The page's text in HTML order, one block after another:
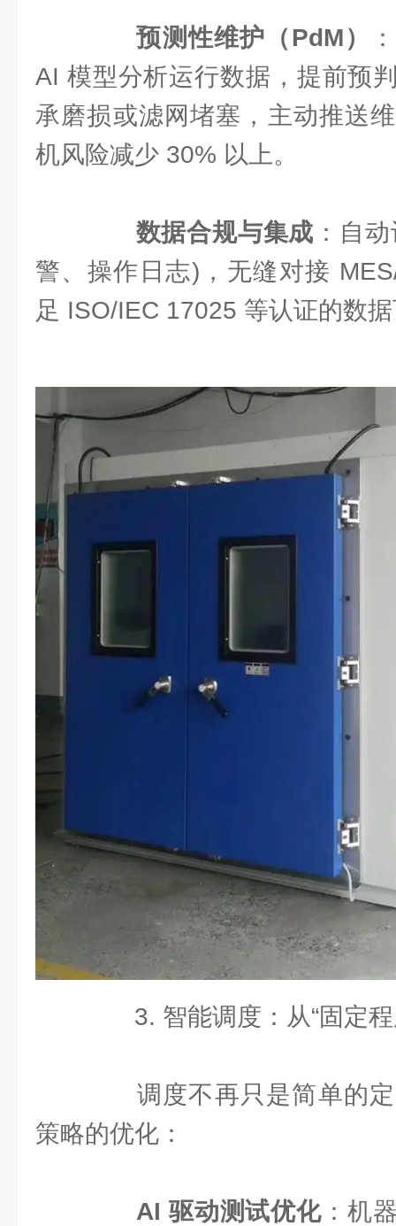
预测性维护（PdM）
AI 模型分析运行数据，提前预
承磨损或滤网堵塞，主动推送
机风险减少 30% 以上。
数据合规与集成 ：自
警、操作日志)，无缝对接
足 ISO/IEC 17025 等认证的数
3. 智能调度：从“固定程
调度不再只是简单的定
策略的优化：
AI 驱动测试优化 ：机